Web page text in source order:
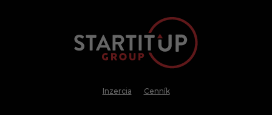
Inzercia Cenník